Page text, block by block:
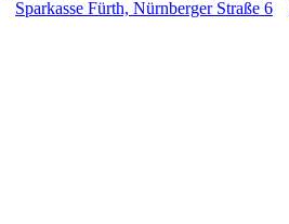
Sparkasse Fürth, Nürnberger Straße 6